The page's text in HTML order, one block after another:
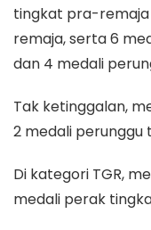
tingkat pra-
remaja, serta 6
dan 4 medali
Tak ketinggalan,
2 medali perunggu
Di kategori TGR,
medali perak